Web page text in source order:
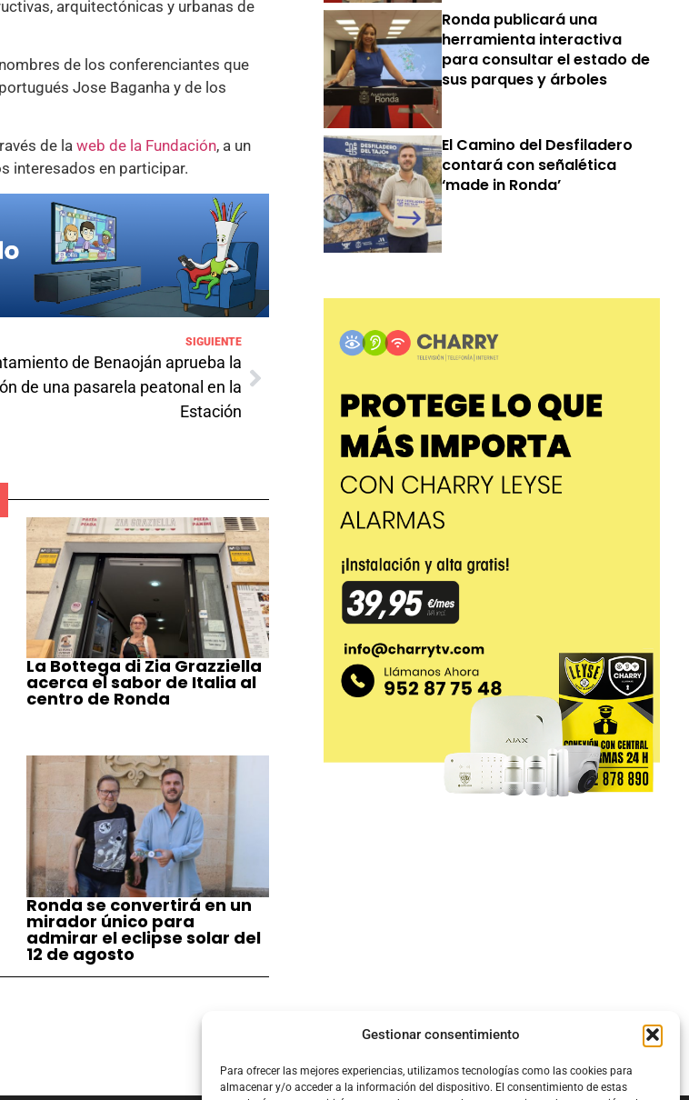
Gestionar consentimiento
Para ofrecer las mejores experiencias, utilizamos tecnologías como las cookies para
almacenar y/o acceder a la información del dispositivo. El consentimiento de estas
arquitectónicas y urbanas de
de los conferenciantes que
Jose Baganha y de los
de la web de la Fundación, a un
interesados en participar.
SIGUIENTE
de Benaoján aprueba la
de una pasarela peatonal en la
Estación
La Bottega di Zia Grazziella
acerca el sabor de Italia al
centro de Ronda
Ronda se convertirá en un
mirador único para
admirar el eclipse solar del
12 de agosto
Ronda publicará una
herramienta interactiva
para consultar el estado de
sus parques y árboles
El Camino del Desfiladero
contará con señalética
‘made in Ronda’